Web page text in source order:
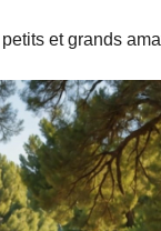
et grands